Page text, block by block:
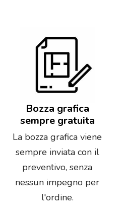
Bozza grafica
sempre gratuita
La bozza grafica viene
sempre inviata con il
preventivo, senza
nessun impegno per
l'ordine.